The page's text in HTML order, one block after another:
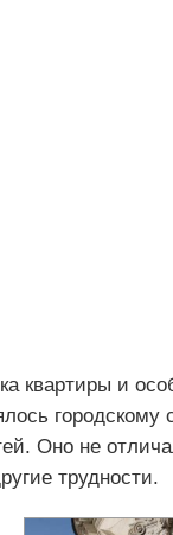
квартиры и
Оно не
трудности.